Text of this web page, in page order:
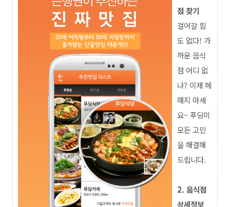
점 찾기
걸어갈 힘
도 없다! 가
까운 음식
점 어디 없
나? 이제 헤
매지 마세
요~ 푸딩이
모든 고민
을 해결해
드립니다.
2. 음식점
상세정보